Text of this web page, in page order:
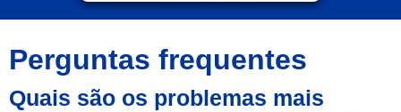
Perguntas frequentes
Quais são os problemas mais